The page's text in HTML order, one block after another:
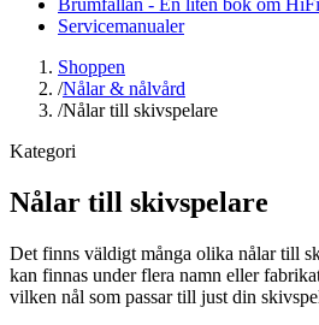
Servicemanualer
Shoppen
/Nålar & nålvård
/Nålar till skivspelare
Kategori
Nålar till skivspelare
Det finns väldigt många olika nålar till
kan finnas under flera namn eller
vilken nål som passar till just din